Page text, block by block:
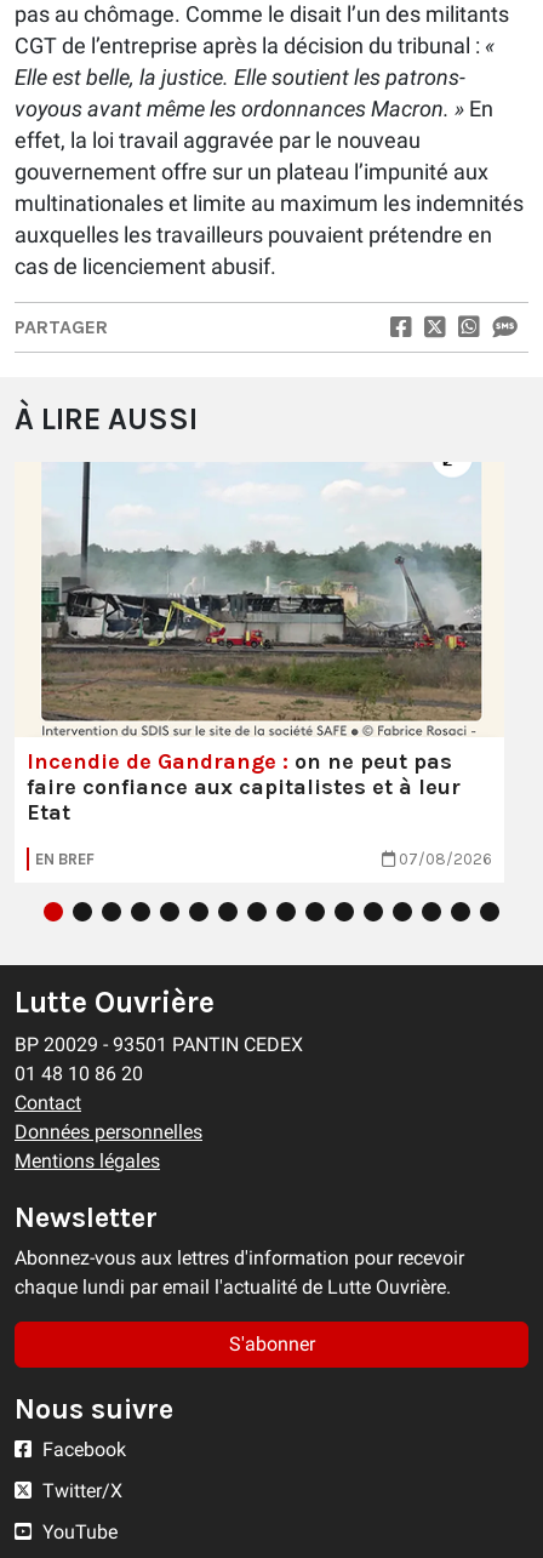
pas au chômage. Comme le disait l’un des militants
CGT de l’entreprise après la décision du tribunal : «
Elle est belle, la justice. Elle soutient les patrons-
voyous avant même les ordonnances Macron. » En
effet, la loi travail aggravée par le nouveau
gouvernement offre sur un plateau l’impunité aux
multinationales et limite au maximum les indemnités
auxquelles les travailleurs pouvaient prétendre en
cas de licenciement abusif.
PARTAGER
À LIRE AUSSI
Incendie de Gandrange : on ne peut pas
faire confiance aux capitalistes et à leur
Etat
EN BREF 07/08/2026
Lutte Ouvrière
BP 20029 - 93501 PANTIN CEDEX
01 48 10 86 20
Contact
Données personnelles
Mentions légales
Newsletter
Abonnez-vous aux lettres d'information pour recevoir
chaque lundi par email l'actualité de Lutte Ouvrière.
S'abonner
Nous suivre
Facebook
Twitter/X
YouTube